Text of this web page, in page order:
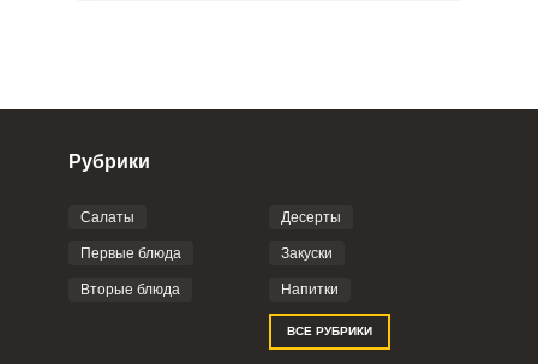
Фото до 4 шт, до 5 mb
Отправляя эту форму, вы соглашаетесь с
Политикой
Рубрики
Салаты
Первые блюда
Вторые блюда
Десерты
Закуски
Напитки
ВСЕ РУБРИКИ